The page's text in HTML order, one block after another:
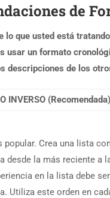
de
lo que usted está
usar un formato
descripciones de los
INVERSO (Recomendada)
popular. Crea una lista
desde la más reciente a
en la lista debe
Utiliza este orden en